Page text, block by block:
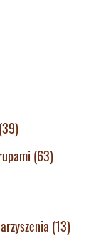
(39)
(63)
(13)